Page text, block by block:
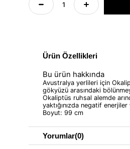
Ürün Özellikleri
Bu ürün hakkında
Avustralya yerlileri için
gökyüzü arasındaki
Okaliptüs ruhsal alemde
yaktığınızda negatif
Boyut: 99 cm
Yorumlar(0)